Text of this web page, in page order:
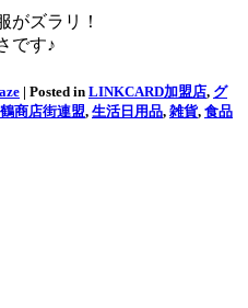
がズラリ！
です♪
| Posted in LINKCARD加盟店, グ
商店街連盟, 生活日用品, 雑貨, 食品